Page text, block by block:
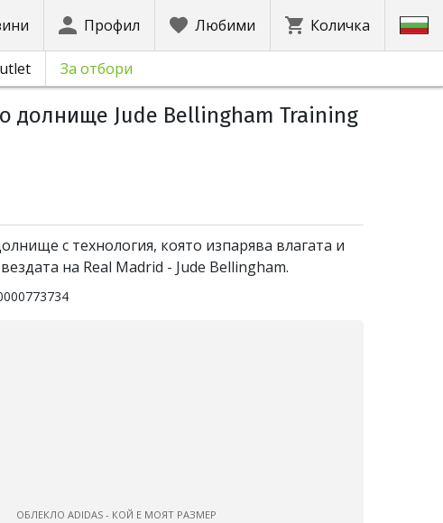
Профил Любими Количка
За отбори
долнище Jude Bellingham Training
с технология, която изпарява влагата и
на Real Madrid - Jude Bellingham.
OБЛЕКЛО ADIDAS - КОЙ Е МОЯТ РАЗМЕР